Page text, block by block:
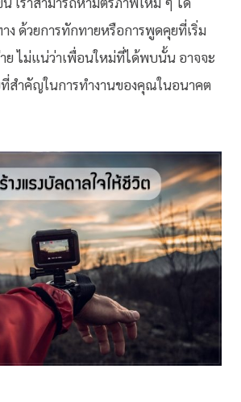
ง ด้วยการทักทายหรือการพูดคุยที่เริ่ม
ย ไม่แน่ว่าเพื่อนใหม่ที่ได้พบนั้น อาจจะ
ที่สำคัญในการทำงานของคุณในอนาคต